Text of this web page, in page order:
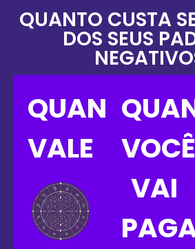
QUANTO CUSTA
DOS SEUS
QUANTO
VALE
VOCÊ
VAI